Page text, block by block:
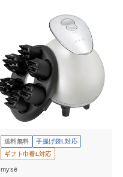
送料無料
手提げ袋L対応
ギフト巾着L対応
mysē